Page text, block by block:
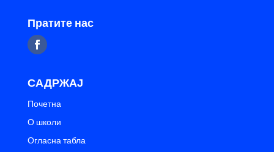
Пратите нас
САДРЖАЈ
Почетна
О школи
Огласна табла